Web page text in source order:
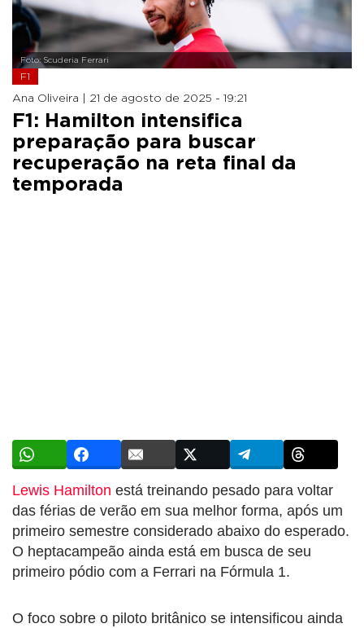
Foto: Scuderia Ferrari
F1
Ana Oliveira | 21 de agosto de 2025 - 19:21
F1: Hamilton intensifica
preparação para buscar
recuperação na reta final da
temporada
Lewis Hamilton está treinando pesado para voltar
das férias de verão em sua melhor forma, após um
primeiro semestre considerado abaixo do esperado.
O heptacampeão ainda está em busca de seu
primeiro pódio com a Ferrari na Fórmula 1.
O foco sobre o piloto britânico se intensificou ainda